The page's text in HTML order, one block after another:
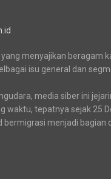
menyajikan beragam
isu general dan
media siber ini
waktu, tepatnya sejak 25
bermigrasi menjadi bagian